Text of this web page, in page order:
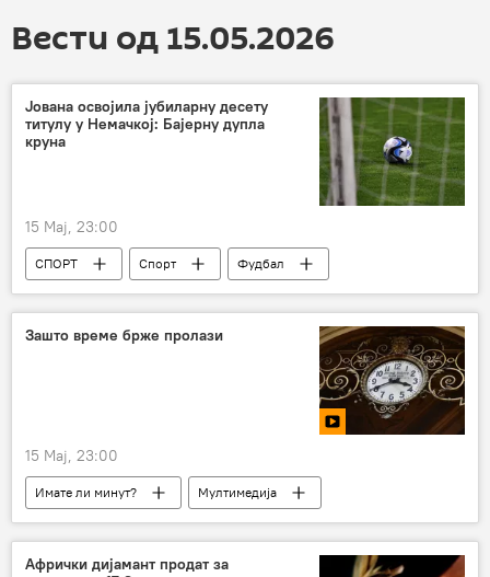
Вести од 15.05.2026
Јована освојила јубиларну десету
титулу у Немачкој: Бајерну дупла
круна
15 Мај, 23:00
СПОРТ Спорт Фудбал
Зашто време брже пролази
15 Мај, 23:00
Имате ли минут? Мултимедија
Афрички дијамант продат за